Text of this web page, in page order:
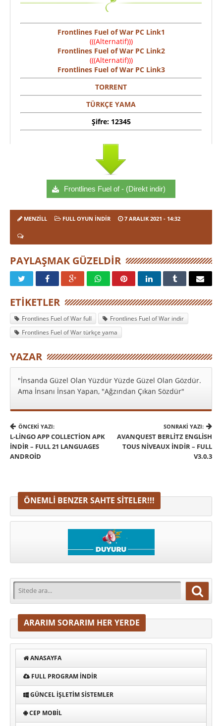
Frontlines Fuel of War PC Link1
(((Alternatif)))
Frontlines Fuel of War PC Link2
(((Alternatif)))
Frontlines Fuel of War PC Link3
TORRENT
TÜRKÇE YAMA
Şifre: 12345
Frontlines Fuel of - (Direkt indir)
MENZILL FULL OYUN İNDIR 7 ARALIK 2021 - 14:32
PAYLAŞMAK GÜZELDIR
ETIKETLER
Frontlines Fuel of War full
Frontlines Fuel of War indir
Frontlines Fuel of War türkçe yama
YAZAR
"İnsanda Güzel Olan Yüzdür Yüzde Güzel Olan Gözdür.
Ama İnsanı İnsan Yapan, "Ağzından Çıkan Sözdür"
ÖNCEKI YAZI:
L-LINGO APP COLLECTION APK
İNDIR – FULL 21 LANGUAGES
ANDROID
SONRAKI YAZI:
AVANQUEST BERLITZ ENGLISH
TOUS NIVEAUX İNDIR – FULL
V3.0.3
ÖNEMLI BENZER SAHTE SITELER!!!
ARARIM SORARIM HER YERDE
ANASAYFA
FULL PROGRAM INDIR
GÜNCEL İŞLETIM SISTEMLER
CEP MOBIL